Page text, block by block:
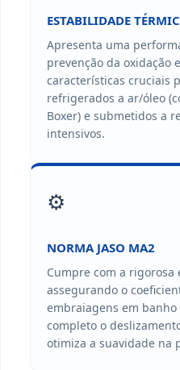
ESTABILIDADE
Apresenta uma
prevenção da oxidação
características cruciais
refrigerados a ar/óleo
Boxer) e submetidos a
intensivos.
⚙️
NORMA JASO MA2
Cumpre com a rigorosa
assegurando o
embraiagens em
completo o
otimiza a suavidade na